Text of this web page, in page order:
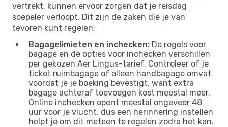
vertrekt, kunnen ervoor zorgen dat je reisdag
soepeler verloopt. Dit zijn de zaken die je van
tevoren kunt regelen:
Bagagelimieten en inchecken: De regels voor
bagage en de opties voor inchecken verschillen
per gekozen Aer Lingus-tarief. Controleer of je
ticket ruimbagage of alleen handbagage omvat
voordat je je boeking bevestigt, want extra
bagage achteraf toevoegen kost meestal meer.
Online inchecken opent meestal ongeveer 48
uur voor je vlucht, dus een herinnering instellen
helpt je om dit meteen te regelen zodra het kan.